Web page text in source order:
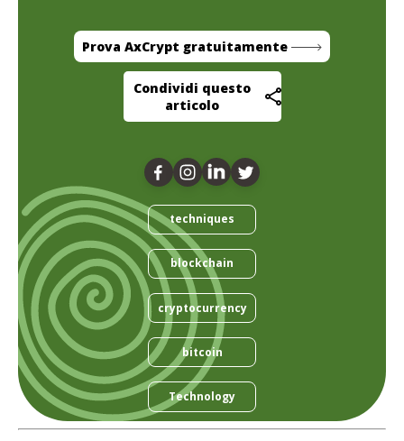
Prova AxCrypt gratuitamente
Condividi questo
articolo
techniques
blockchain
cryptocurrency
bitcoin
Technology